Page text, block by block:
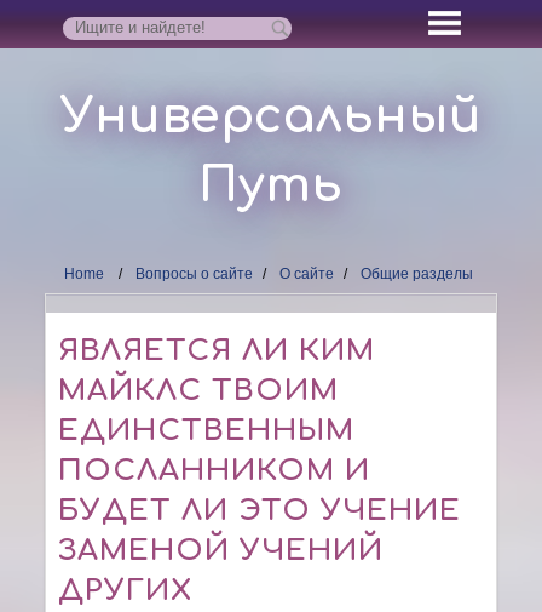
Универсальный
Путь
Home Вопросы о сайте О сайте Общие разделы
ЯВЛЯЕТСЯ ЛИ КИМ
МАЙКЛС ТВОИМ
ЕДИНСТВЕННЫМ
ПОСЛАННИКОМ И
БУДЕТ ЛИ ЭТО УЧЕНИЕ
ЗАМЕНОЙ УЧЕНИЙ
ДРУГИХ